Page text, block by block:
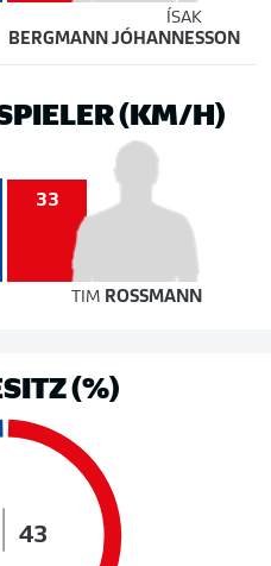
ÍSAK
BERGMANN JÓHANNESSON
(KM/H)
33
TIM ROSSMANN
(%)
43